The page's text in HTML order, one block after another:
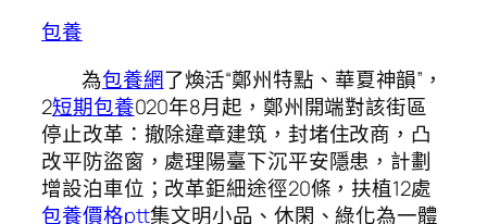
包養
為包養網了煥活“鄭州特點、華夏神韻”，
2短期包養020年8月起，鄭州開端對該街區
停止改革：撤除違章建筑，封堵住改商，凸
改平防盜窗，處理陽臺下沉平安隱患，計劃
增設泊車位；改革鉅細途徑20條，扶植12處
包養價格ptt集文明小品、休閑、綠化為一體